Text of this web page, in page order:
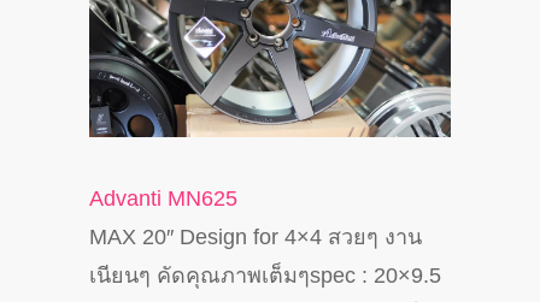
Advanti MN625
MAX 20″ Design for 4×4 สวยๆ งาน
เนียนๆ คัดคุณภาพเต็มๆspec : 20×9.5